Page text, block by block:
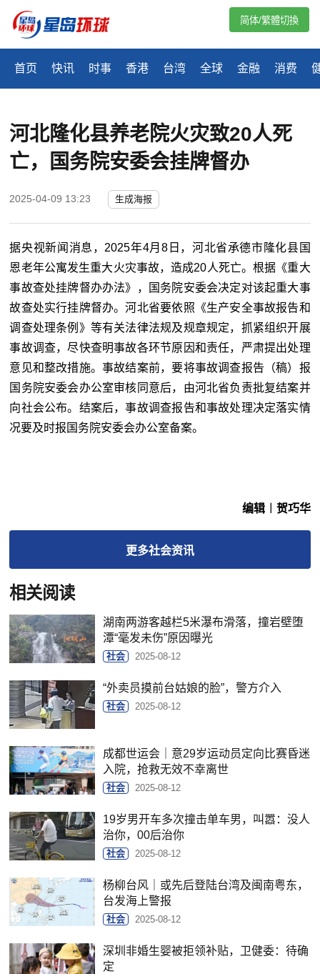
首页 快讯 时事 香港 台湾 全球 金融 消费
简体/繁體切換
河北隆化县养老院火灾致20人死
亡，国务院安委会挂牌督办
2025-04-09 13:23 生成海报
据央视新闻消息，2025年4月8日，河北省承德市隆化县国
恩老年公寓发生重大火灾事故，造成20人死亡。根据《重大
事故查处挂牌督办办法》，国务院安委会决定对该起重大事
故查处实行挂牌督办。河北省要依照《生产安全事故报告和
调查处理条例》等有关法律法规及规章规定，抓紧组织开展
事故调查，尽快查明事故各环节原因和责任，严肃提出处理
意见和整改措施。事故结案前，要将事故调查报告（稿）报
国务院安委会办公室审核同意后，由河北省负责批复结案并
向社会公布。结案后，事故调查报告和事故处理决定落实情
况要及时报国务院安委会办公室备案。
编辑︱贺巧华
更多社会资讯
相关阅读
湖南两游客越栏5米瀑布滑落，撞岩壁堕
潭“毫发未伤”原因曝光
社会 2025-08-12
“外卖员摸前台姑娘的脸”，警方介入
社会 2025-08-12
成都世运会｜意29岁运动员定向比赛昏迷
入院，抢救无效不幸离世
社会 2025-08-12
19岁男开车多次撞击单车男，叫嚣：没人
治你，00后治你
社会 2025-08-12
杨柳台风｜或先后登陆台湾及闽南粤东，
台发海上警报
社会 2025-08-12
深圳非婚生婴被拒领补贴，卫健委：待确
定